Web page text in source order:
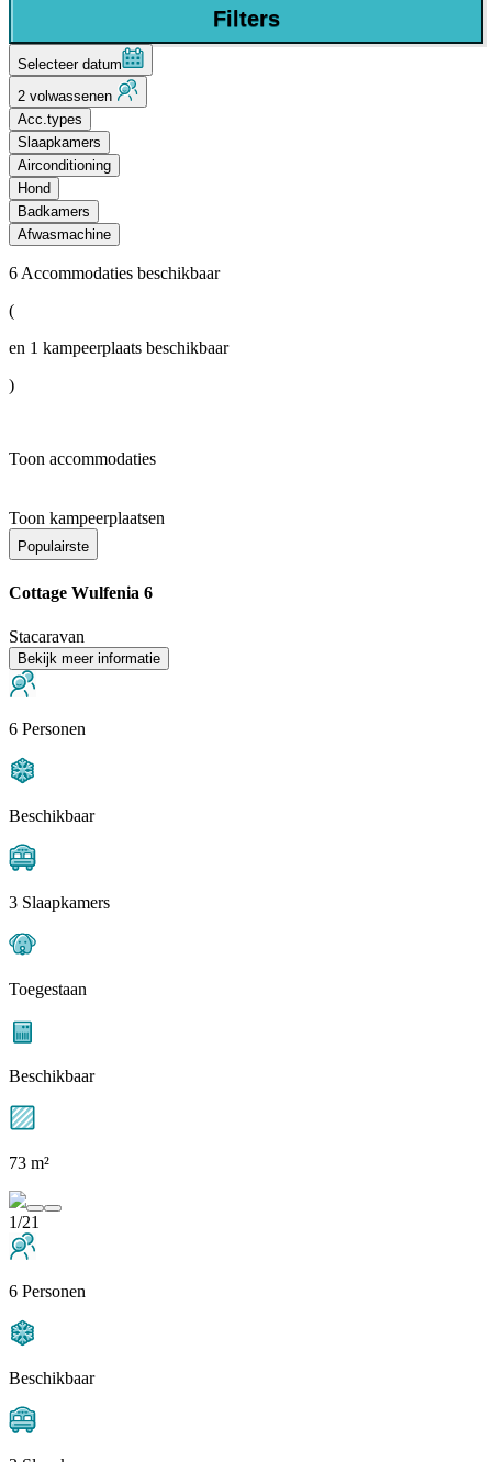
Filters
Selecteer datum
2 volwassenen
Acc.types
Slaapkamers
Airconditioning
Hond
Badkamers
Afwasmachine
6 Accommodaties beschikbaar
(
en 1 kampeerplaats beschikbaar
)
Toon accommodaties
Toon kampeerplaatsen
Populairste
Cottage Wulfenia 6
Stacaravan
Bekijk meer informatie
6 Personen
Beschikbaar
3 Slaapkamers
Toegestaan
Beschikbaar
73 m²
1/21
6 Personen
Beschikbaar